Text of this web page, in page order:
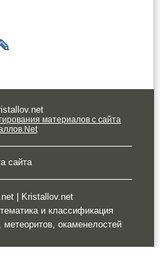
материалов с сайта
сайта
| Kristallov.net
и классификация
окаменелостей